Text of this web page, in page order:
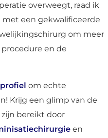
overweegt, raad ik
een gekwalificeerde
om meer
en de
om echte
Krijg een glimp van de
bereikt door
en